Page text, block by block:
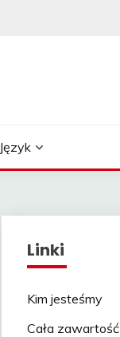
Język
Linki
Kim jesteśmy
Cała zawartość